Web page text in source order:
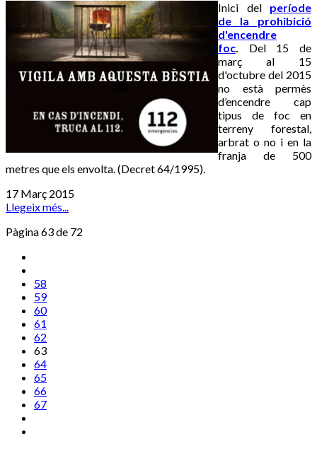
Inici del període
de la prohibició
d'encendre
foc. Del 15 de
març al 15
d'octubre del 2015
no està permès
d’encendre cap
tipus de foc en
terreny forestal,
arbrat o no i en la
franja de 500
metres que els envolta. (Decret 64/1995).
17 Març 2015
Llegeix més...
Pàgina 63 de 72
58
59
60
61
62
63
64
65
66
67